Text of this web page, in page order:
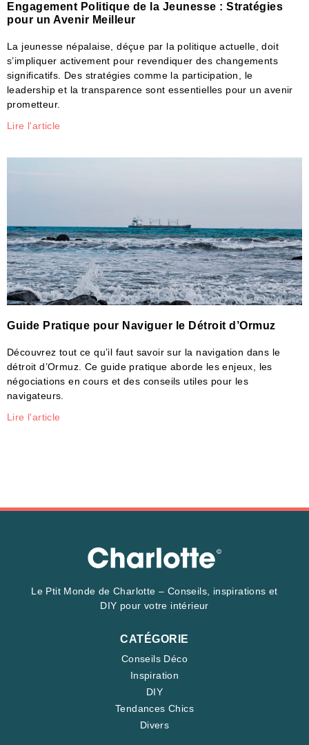
Engagement Politique de la Jeunesse : Stratégies
pour un Avenir Meilleur
La jeunesse népalaise, déçue par la politique actuelle, doit
s’impliquer activement pour revendiquer des changements
significatifs. Des stratégies comme la participation, le
leadership et la transparence sont essentielles pour un avenir
prometteur.
Lire l'article
Guide Pratique pour Naviguer le Détroit d’Ormuz
Découvrez tout ce qu’il faut savoir sur la navigation dans le
détroit d’Ormuz. Ce guide pratique aborde les enjeux, les
négociations en cours et des conseils utiles pour les
navigateurs.
Lire l'article
Le Ptit Monde de Charlotte – Conseils, inspirations et
DIY pour votre intérieur
CATÉGORIE
Conseils Déco
Inspiration
DIY
Tendances Chics
Divers